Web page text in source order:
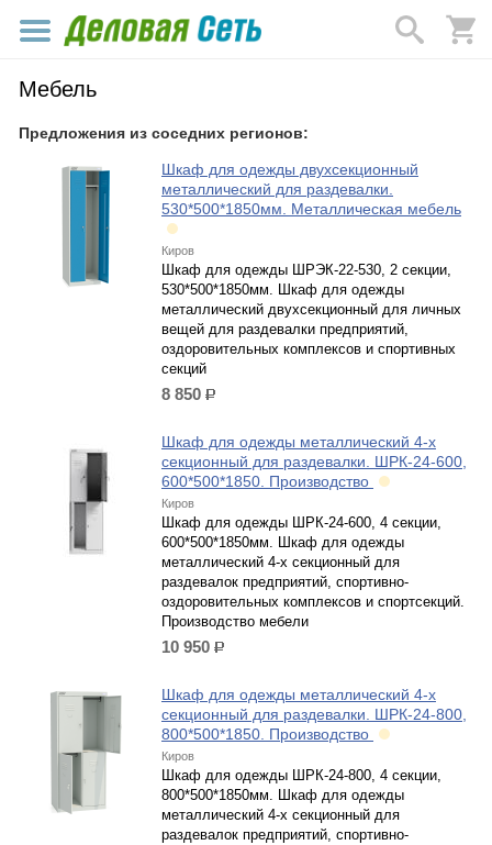
Мебель
Предложения из соседних регионов:
Шкаф для одежды двухсекционный
металлический для раздевалки.
530*500*1850мм. Металлическая мебель
Киров
Шкаф для одежды ШРЭК-22-530, 2 секции,
530*500*1850мм. Шкаф для одежды
металлический двухсекционный для личных
вещей для раздевалки предприятий,
оздоровительных комплексов и спортивных
секций
8 850 р.
Шкаф для одежды металлический 4-х
секционный для раздевалки. ШРК-24-600,
600*500*1850. Производство
Киров
Шкаф для одежды ШРК-24-600, 4 секции,
600*500*1850мм. Шкаф для одежды
металлический 4-х секционный для
раздевалок предприятий, спортивно-
оздоровительных комплексов и спортсекций.
Производство мебели
10 950 р.
Шкаф для одежды металлический 4-х
секционный для раздевалки. ШРК-24-800,
800*500*1850. Производство
Киров
Шкаф для одежды ШРК-24-800, 4 секции,
800*500*1850мм. Шкаф для одежды
металлический 4-х секционный для
раздевалок предприятий, спортивно-